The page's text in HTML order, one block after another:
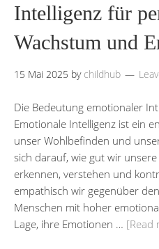
Intelligenz für
Wachstum und
15 Mai 2025 by childhub
Die Bedeutung emotionaler
Emotionale Intelligenz ist ein
unser Wohlbefinden und
sich darauf, wie gut wir
erkennen, verstehen und
empathisch wir gegenüber
Menschen mit hoher
Lage, ihre Emotionen … [Read